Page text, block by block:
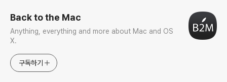
Back to the Mac
Anything, everything and more about Mac and OS
X.
구독하기